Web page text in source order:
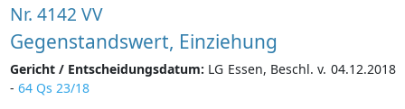
Nr. 4142 VV
Gegenstandswert, Einziehung
Gericht / Entscheidungsdatum: LG Essen, Beschl. v. 04.12.2018
- 64 Qs 23/18